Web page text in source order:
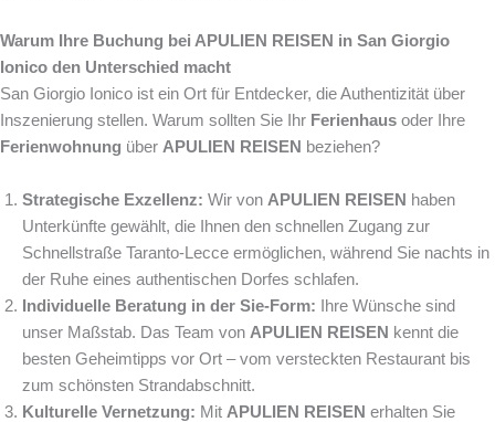
Warum Ihre Buchung bei APULIEN REISEN in San Giorgio
Ionico den Unterschied macht
San Giorgio Ionico ist ein Ort für Entdecker, die Authentizität über
Inszenierung stellen. Warum sollten Sie Ihr Ferienhaus oder Ihre
Ferienwohnung über APULIEN REISEN beziehen?
Strategische Exzellenz: Wir von APULIEN REISEN haben
Unterkünfte gewählt, die Ihnen den schnellen Zugang zur
Schnellstraße Taranto-Lecce ermöglichen, während Sie nachts in
der Ruhe eines authentischen Dorfes schlafen.
Individuelle Beratung in der Sie-Form: Ihre Wünsche sind
unser Maßstab. Das Team von APULIEN REISEN kennt die
besten Geheimtipps vor Ort – vom versteckten Restaurant bis
zum schönsten Strandabschnitt.
Kulturelle Vernetzung: Mit APULIEN REISEN erhalten Sie